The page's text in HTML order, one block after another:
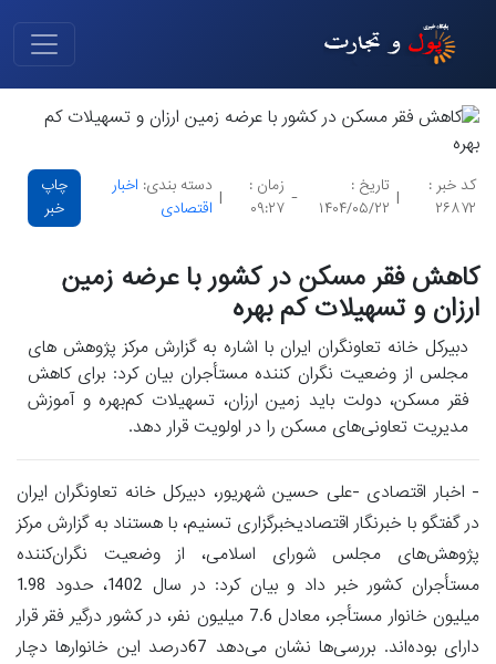
کد خبر :
۲۶۸۷۲
|
تاریخ :
۱۴۰۴/۰۵/۲۲
-
زمان :
۰۹:۲۷
|
دسته بندی: اخبار
اقتصادی
چاپ
خبر
کاهش فقر مسکن در کشور با عرضه زمین
ارزان و تسهیلات کم بهره
دبیرکل خانه تعاونگران ایران با اشاره به گزارش مرکز پژوهش های
مجلس از وضعیت نگران کننده مستأجران بیان کرد: برای کاهش
فقر مسکن، دولت باید زمین ارزان، تسهیلات کم‌بهره و آموزش
مدیریت تعاونی‌های مسکن را در اولویت قرار دهد.
- اخبار اقتصادی -علی حسین شهریور، دبیرکل خانه تعاونگران ایران
در گفتگو با خبرنگار اقتصادیخبرگزاری تسنیم، با هستناد به گزارش مرکز
پژوهش‌های مجلس شورای اسلامی، از وضعیت نگران‌کننده
مستأجران کشور خبر داد و بیان کرد: در سال 1402، حدود 1.98
میلیون خانوار مستأجر، معادل 7.6 میلیون نفر، در کشور درگیر فقر قرار
دارای بوده‌اند. بررسی‌ها نشان می‌دهد 67درصد این خانوارها دچار